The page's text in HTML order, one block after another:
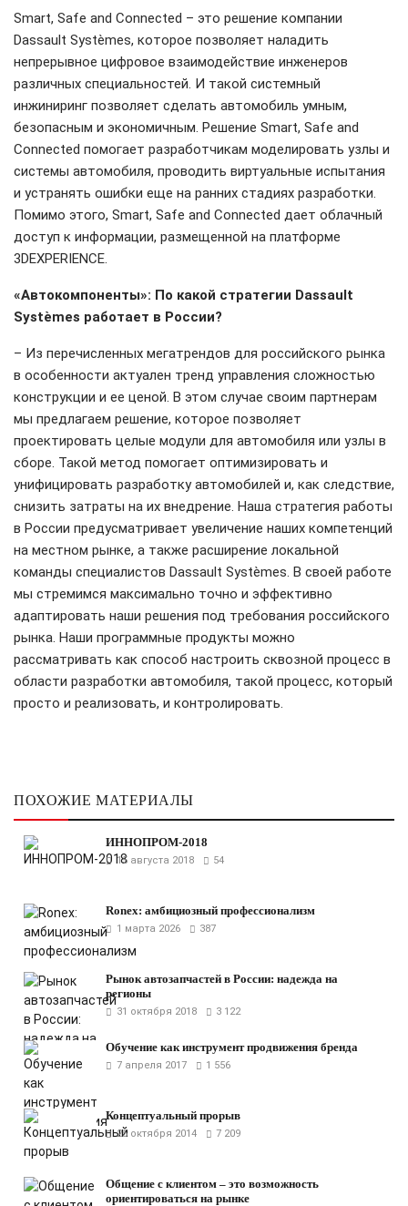
Smart, Safe and Connected – это решение компании
Dassault Systèmes, которое позволяет наладить
непрерывное цифровое взаимодействие инженеров
различных специальностей. И такой системный
инжиниринг позволяет сделать автомобиль умным,
безопасным и экономичным. Решение Smart, Safe and
Connected помогает разработчикам моделировать узлы и
системы автомобиля, проводить виртуальные испытания
и устранять ошибки еще на ранних стадиях разработки.
Помимо этого, Smart, Safe and Connected дает облачный
доступ к информации, размещенной на платформе
3DEXPERIENCE.
«Автокомпоненты»: По какой стратегии Dassault
Systèmes работает в России?
– Из перечисленных мегатрендов для российского рынка
в особенности актуален тренд управления сложностью
конструкции и ее ценой. В этом случае своим партнерам
мы предлагаем решение, которое позволяет
проектировать целые модули для автомобиля или узлы в
сборе. Такой метод помогает оптимизировать и
унифицировать разработку автомобилей и, как следствие,
снизить затраты на их внедрение. Наша стратегия работы
в России предусматривает увеличение наших компетенций
на местном рынке, а также расширение локальной
команды специалистов Dassault Systèmes. В своей работе
мы стремимся максимально точно и эффективно
адаптировать наши решения под требования российского
рынка. Наши программные продукты можно
рассматривать как способ настроить сквозной процесс в
области разработки автомобиля, такой процесс, который
просто и реализовать, и контролировать.
ПОХОЖИЕ МАТЕРИАЛЫ
ИННОПРОМ-2018
15 августа 2018 54
Ronex: амбициозный профессионализм
1 марта 2026 387
Рынок автозапчастей в России: надежда на
регионы
31 октября 2018 3 122
Обучение как инструмент продвижения бренда
7 апреля 2017 1 556
Концептуальный прорыв
25 октября 2014 7 209
Общение с клиентом – это возможность
ориентироваться на рынке